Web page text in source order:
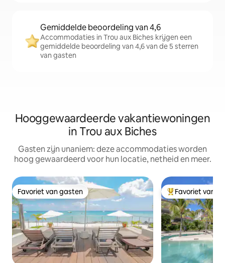
Gemiddelde beoordeling van 4,6
Accommodaties in Trou aux Biches krijgen een
gemiddelde beoordeling van 4,6 van de 5 sterren
van gasten
Hooggewaardeerde vakantiewoningen
in Trou aux Biches
Gasten zijn unaniem: deze accommodaties worden
hoog gewaardeerd voor hun locatie, netheid en meer.
Favoriet van gasten
Favoriet van gasten Topfavoriet van
Favoriet van